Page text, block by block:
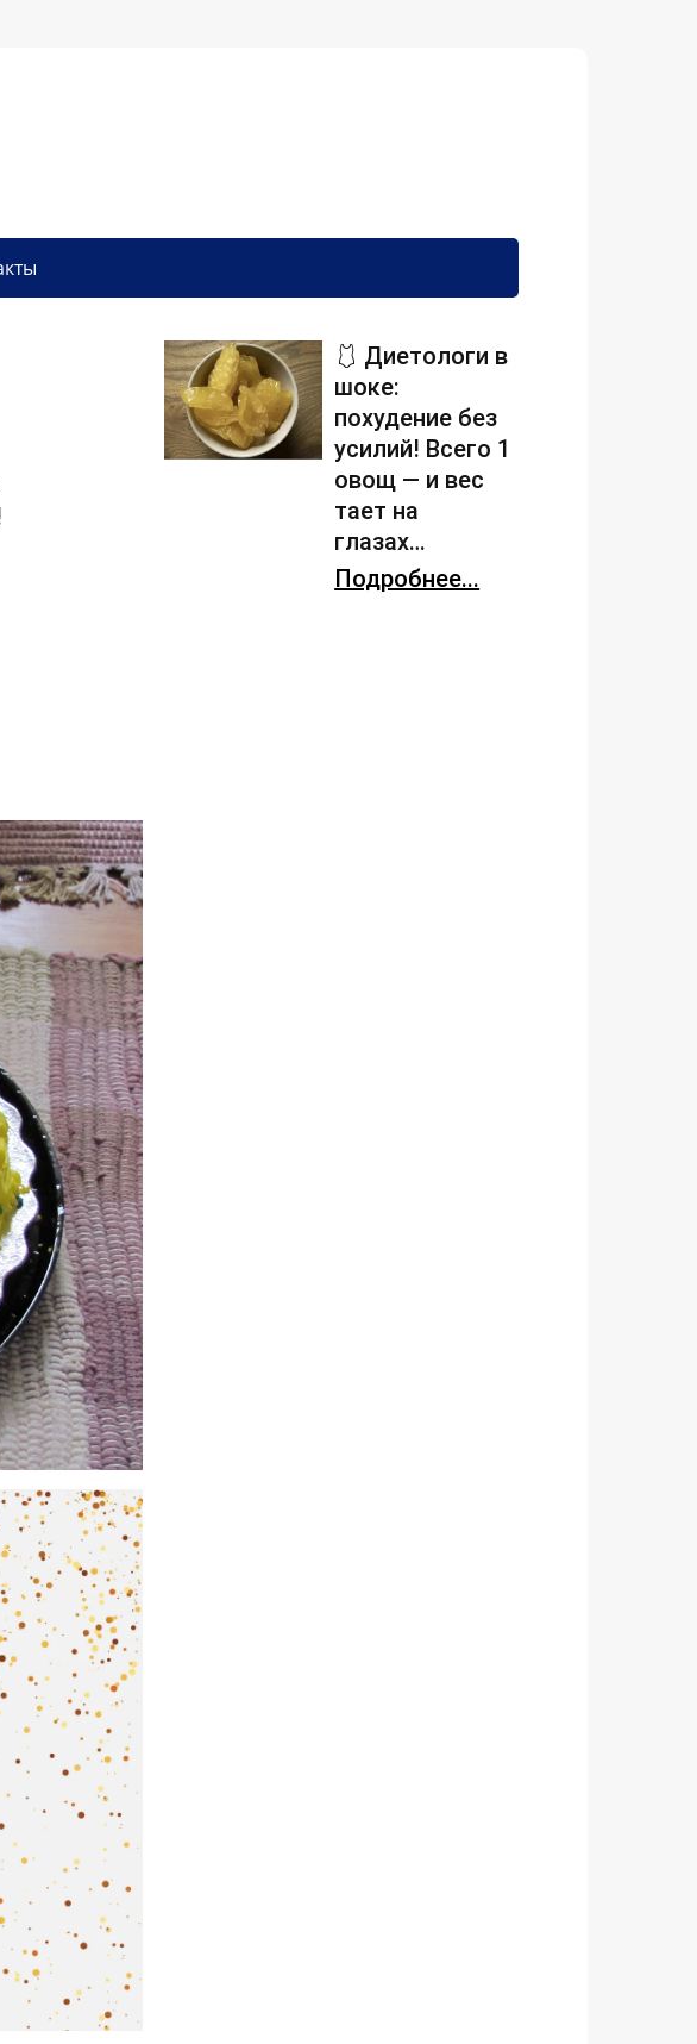
🩱 Диетологи в
шоке:
похудение без
усилий! Всего 1
овощ — и вес
тает на
глазах…
Подробнее...